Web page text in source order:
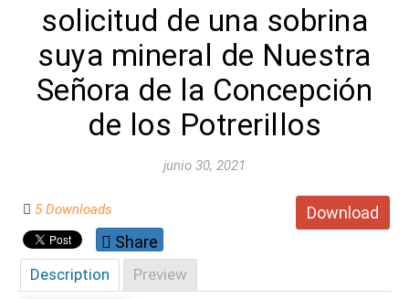
solicitud de una sobrina
suya mineral de Nuestra
Señora de la Concepción
de los Potrerillos
junio 30, 2021
Download
5 Downloads
Share
Description Preview